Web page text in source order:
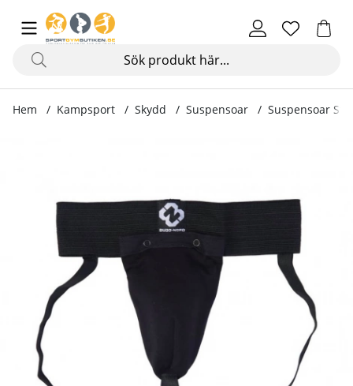
Hem Kampsport Skydd Suspensoar Suspensoar